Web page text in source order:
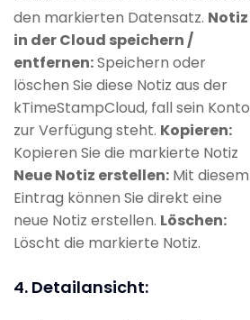
den markierten Datensatz. Notiz
in der Cloud speichern /
entfernen:Speichern oder
löschen Sie diese Notiz aus der
kTimeStampCloud, fall sein Konto
zur Verfügung steht. Kopieren:
Kopieren Sie die markierte Notiz
Neue Notiz erstellen: Mit diesem
Eintrag können Sie direkt eine
neue Notiz erstellen. Löschen:
Löscht die markierte Notiz.
4. Detailansicht: